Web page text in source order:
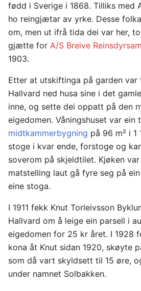
fødd i Sverige i 1868. Tilliks med
ho reingjætar av yrke. Desse
om, men ut ifrå tida dei var her,
gjætte for A/S Breive
1903.
Etter at utskiftinga på garden var
Hallvard ned husa sine i det
inne, og sette dei oppatt på den
eigedomen. Våningshuset var ein
midtkammerbygning på 96 m² i 1
stoge i kvar ende, forstoge og
soverom på skjeldtilet. Kjøken
matstelling laut gå fyre seg på
eine stoga.
I 1911 fekk Knut Torleivsson
Hallvard om å leige ein parsell i
eigedomen for 25 kr året. I 1928
kona åt Knut sidan 1920, skøyte
som då vart skyldsett til 15 øre,
under namnet Solbakken.